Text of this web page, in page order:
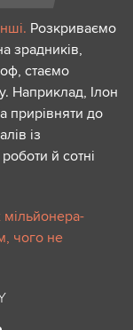
Розкриваємо
зрадників,
стаємо
Наприклад, Ілон
прирівняти до
із
й сотні
чого не